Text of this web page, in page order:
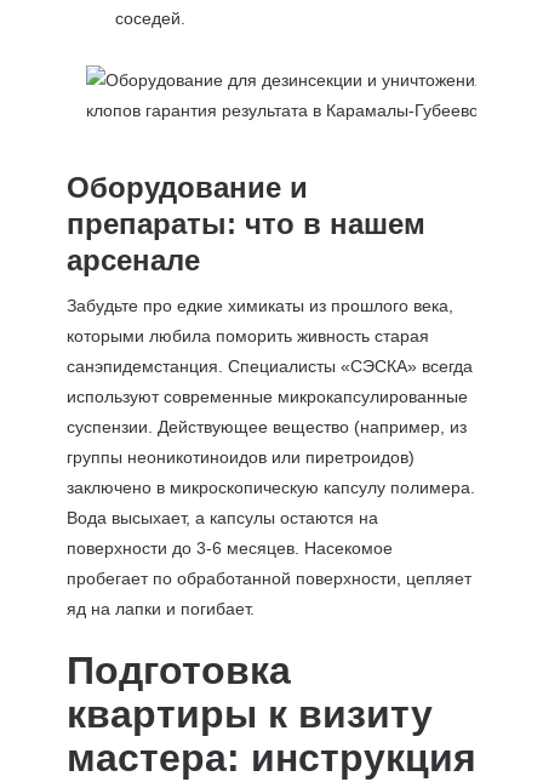
соседей.
Оборудование и
препараты: что в нашем
арсенале
Забудьте про едкие химикаты из прошлого века,
которыми любила поморить живность старая
санэпидемстанция. Специалисты «СЭСКА» всегда
используют современные микрокапсулированные
суспензии. Действующее вещество (например, из
группы неоникотиноидов или пиретроидов)
заключено в микроскопическую капсулу полимера.
Вода высыхает, а капсулы остаются на
поверхности до 3-6 месяцев. Насекомое
пробегает по обработанной поверхности, цепляет
яд на лапки и погибает.
Подготовка
квартиры к визиту
мастера: инструкция